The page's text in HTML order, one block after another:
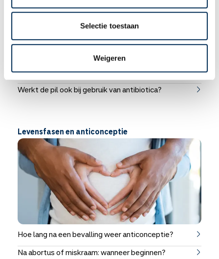
Selectie toestaan
Weigeren
Pil vergeten, wat doen?
Wat te doen bij overgeven of diarree?
Werkt de pil ook bij gebruik van antibiotica?
Levensfasen en anticonceptie
Hoe lang na een bevalling weer anticonceptie?
Na abortus of miskraam: wanneer beginnen?